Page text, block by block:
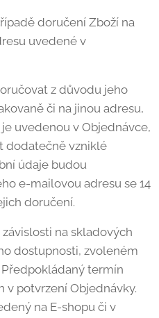
doručení Zboží na
uvedené v
z důvodu jeho
či na jinou adresu,
uvedenou v Objednávce,
dodatečně vzniklé
údaje budou
e-mailovou adresu se 14
doručení.
na skladových
dostupnosti, zvoleném
termín
v potvrzení Objednávky.
na E-shopu či v